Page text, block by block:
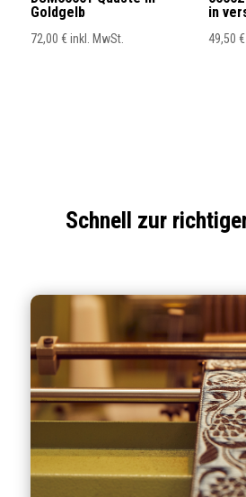
Goldgelb
72,00 € inkl. MwSt.
in
49,50 €
Schnell zur